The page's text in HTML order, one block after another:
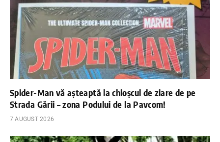
Spider-Man vă așteaptă la chioșcul de ziare de pe
Strada Gării – zona Podului de la Pavcom!
7 AUGUST 2026